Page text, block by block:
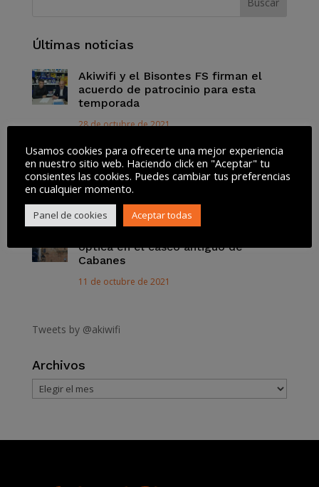
Últimas noticias
Akiwifi y el Bisontes FS firman el
acuerdo de patrocinio para esta
temporada
28 de octubre de 2021
Por qué ver la serie «El Juego del
Calamar» de Netflix
13 de octubre de 2021
óptica en el casco antiguo de
Cabanes
11 de octubre de 2021
Tweets by @akiwifi
Archivos
Archivos
Usamos cookies para ofrecerte una mejor experiencia
en nuestro sitio web. Haciendo click en "Aceptar" tu
consientes las cookies. Puedes cambiar tus preferencias
en cualquier momento.
Panel de cookies Aceptar todas